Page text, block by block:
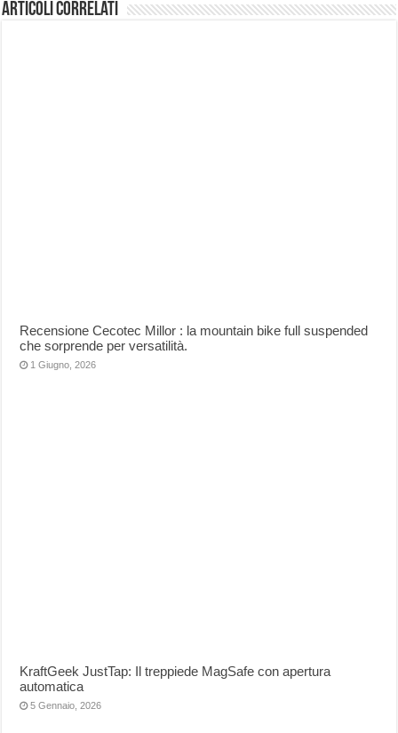
Articoli correlati
Recensione Cecotec Millor : la mountain bike full suspended
che sorprende per versatilità.
1 Giugno, 2026
KraftGeek JustTap: Il treppiede MagSafe con apertura
automatica
5 Gennaio, 2026